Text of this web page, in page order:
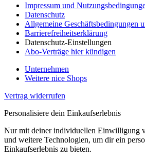
Impressum und
Datenschutz
Allgemeine Geschäftsbedingungen
Barrierefreiheitserklärung
Datenschutz-Einstellungen
Abo-Verträge hier kündigen
Unternehmen
Weitere nice Shops
Vertrag widerrufen
Personalisiere dein Einkaufserlebnis
Nur mit deiner individuellen Einwilligung
und weitere Technologien, um dir ein
Einkaufserlebnis zu bieten.